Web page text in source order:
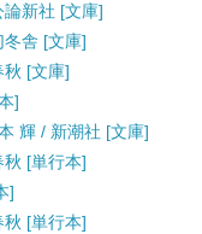
新社 [文庫]
舎 [文庫]
[文庫]
]
輝 / 新潮社 [文庫]
[単行本]
]
[単行本]